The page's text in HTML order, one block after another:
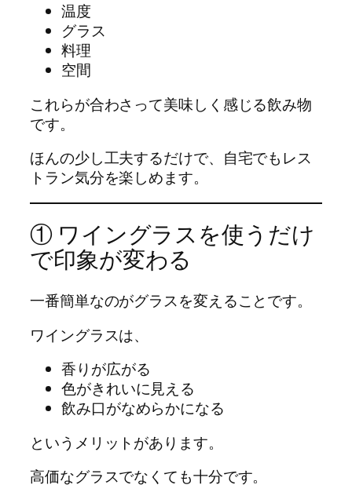
温度
グラス
料理
空間
これらが合わさって美味しく感じる飲み物
です。
ほんの少し工夫するだけで、自宅でもレス
トラン気分を楽しめます。
① ワイングラスを使うだけ
で印象が変わる
一番簡単なのがグラスを変えることです。
ワイングラスは、
香りが広がる
色がきれいに見える
飲み口がなめらかになる
というメリットがあります。
高価なグラスでなくても十分です。